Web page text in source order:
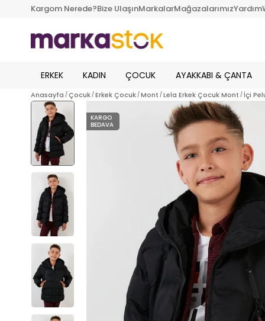
Kargom Nerede?Bize UlaşınMarkalarMağazalarımızYardım
ERKEK KADIN ÇOCUK AYAKKABI & ÇANTA
Anasayfa Çocuk Erkek Çocuk Mont Lela Erkek Çocuk Mont İçi
KARGO
BEDAVA